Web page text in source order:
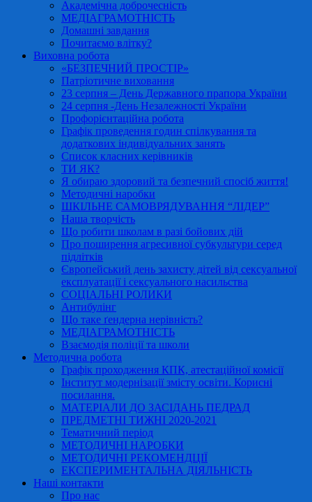
Академічна доброчесність
МЕДІАГРАМОТНІСТЬ
Домашні завдання
Почитаємо влітку?
Виховна робота
«БЕЗПЕЧНИЙ ПРОСТІР»
Патріотичне виховання
23 серпня – День Державного прапора України
24 серпня -День Незалежності України
Профорієнтаційна робота
Графік проведення годин спілкування та
додаткових індивідуальних занять
Список класних керівників
ТИ ЯК?
Я обираю здоровий та безпечний спосіб життя!
Методичні наробки
ШКІЛЬНЕ САМОВРЯДУВАННЯ “ЛІДЕР”
Наша творчість
Що робити школам в разі бойових дій
Про поширення агресивної субкультури серед
підлітків
Європейський день захисту дітей від сексуальної
експлуатації і сексуального насильства
СОЦІАЛЬНІ РОЛИКИ
Антибулінг
Що таке ґендерна нерівність?
МЕДІАГРАМОТНІСТЬ
Взаємодія поліції та школи
Методична робота
Графік проходження КПК, атестаційної комісії
Інститут модернізації змісту освіти. Корисні
посилання.
МАТЕРІАЛИ ДО ЗАСІДАНЬ ПЕДРАД
ПРЕДМЕТНІ ТИЖНІ 2020-2021
Тематичний період
МЕТОДИЧНІ НАРОБКИ
МЕТОДИЧНІ РЕКОМЕНДЦІЇ
ЕКСПЕРИМЕНТАЛЬНА ДІЯЛЬНІСТЬ
Наші контакти
Про нас